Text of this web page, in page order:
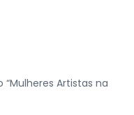
Artistas na